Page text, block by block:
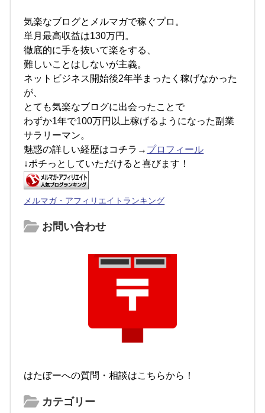
気楽なブログとメルマガで稼ぐプロ。
単月最高収益は130万円。
徹底的に手を抜いて楽をする、
難しいことはしないが主義。
ネットビジネス開始後2年半まったく稼げなかった
が、
とても気楽なブログに出会ったことで
わずか1年で100万円以上稼げるようになった副業
サラリーマン。
魅惑の詳しい経歴はコチラ→ プロフィール
↓ポチっとしていただけると喜びます！
メルマガ・アフィリエイトランキング
お問い合わせ
はたぼーへの質問・相談はこちらから！
カテゴリー